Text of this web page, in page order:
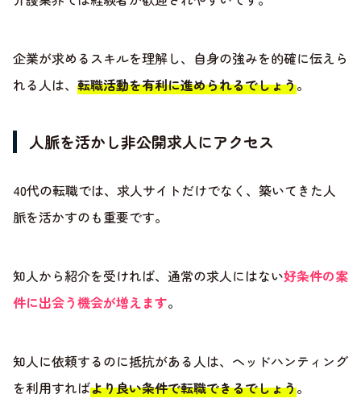
企業が求めるスキルを理解し、自身の強みを的確に伝えら
れる人は、 転職活動を有利に進められるでしょう。
人脈を活かし非公開求人にアクセス
40代の転職では、求人サイトだけでなく、築いてきた人
脈を活かすのも重要です。
知人から紹介を受ければ、通常の求人にはない好条件の案
件に出会う機会が増えます。
知人に依頼するのに抵抗がある人は、ヘッドハンティング
を利用すればより良い条件で転職できるでしょう。